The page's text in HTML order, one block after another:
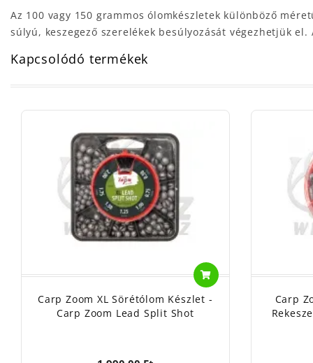
Az 100 vagy 150 grammos ólomkészletek különböző
súlyú, keszegező szerelékek besúlyozását végezhetjük
Kapcsolódó termékek
Carp Zoom XL Sörétólom Készlet -
Carp Zoom Lead Split Shot
Carp